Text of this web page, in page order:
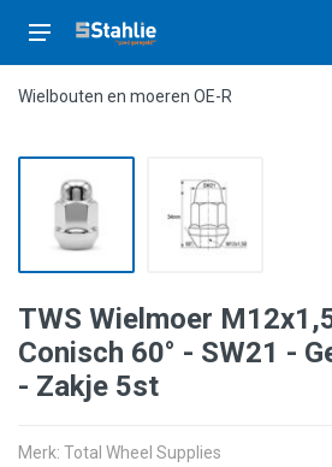
Wielbouten en moeren OE-R
TWS Wielmoer
Conisch 60° - SW21 -
- Zakje 5st
Merk: Total Wheel Supplies